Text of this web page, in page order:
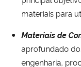
Ministério do
Controladoria-Geral da
materiais para
Materiais de
aprofundado
engenharia,